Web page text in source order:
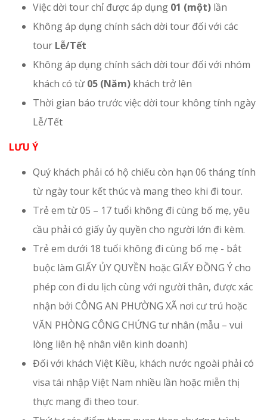
Việc dời tour chỉ được áp dụng 01 (một) lần
Không áp dụng chính sách dời tour đối với các
tour Lễ/Tết
Không áp dụng chính sách dời tour đối với nhóm
khách có từ 05 (Năm) khách trở lên
Thời gian báo trước việc dời tour không tính ngày
Lễ/Tết
LƯU Ý
Quý khách phải có hộ chiếu còn hạn 06 tháng tính
từ ngày tour kết thúc và mang theo khi đi tour.
Trẻ em từ 05 – 17 tuổi không đi cùng bố mẹ, yêu
cầu phải có giấy ủy quyền cho người lớn đi kèm.
Trẻ em dưới 18 tuổi không đi cùng bố mẹ - bắt
buộc làm GIẤY ỦY QUYỀN hoặc GIẤY ĐỒNG Ý cho
phép con đi du lịch cùng với người thân, được xác
nhận bởi CÔNG AN PHƯỜNG XÃ nơi cư trú hoặc
VĂN PHÒNG CÔNG CHỨNG tư nhân (mẫu – vui
lòng liên hệ nhân viên kinh doanh)
Đối với khách Việt Kiều, khách nước ngoài phải có
visa tái nhập Việt Nam nhiều lần hoặc miễn thị
thực mang đi theo tour.